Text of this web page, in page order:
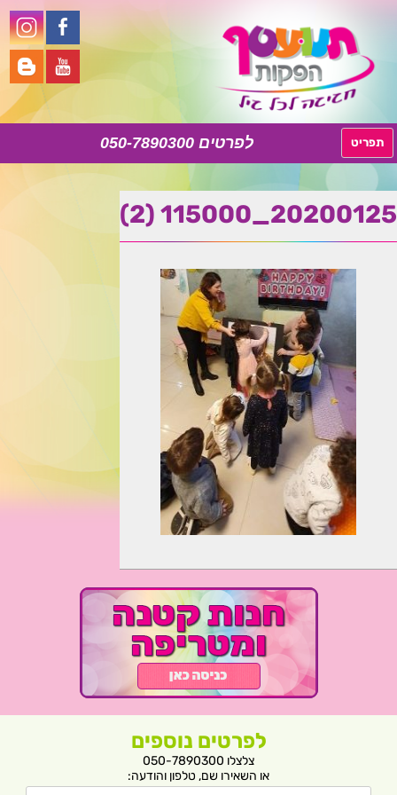
050-7890300 תפריט
לתוכן
20200125_115000 (2)
לפרטים נוספים
צלצלו 050-7890300
או השאירו שם, טלפון והודעה: